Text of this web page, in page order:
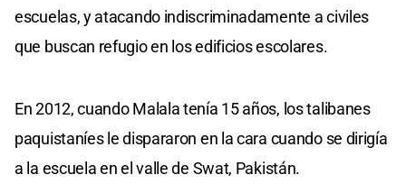
escuelas, y atacando indiscriminadamente a civiles
que buscan refugio en los edificios escolares.
En 2012, cuando Malala tenía 15 años, los talibanes
paquistaníes le dispararon en la cara cuando se dirigía
a la escuela en el valle de Swat, Pakistán.